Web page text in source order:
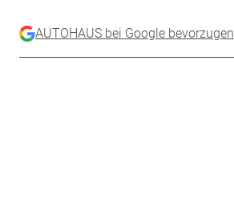
AUTOHAUS bei Google bevorzugen